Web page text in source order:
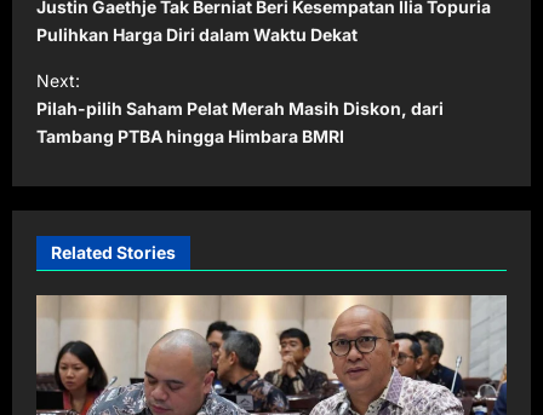
s
t
n
a
v
g
a
i
Justin Gaethje Tak Berniat Beri Kesempatan Ilia Topuria
Pulihkan Harga Diri dalam Waktu Dekat
Next:
Pilah-pilih Saham Pelat Merah Masih Diskon, dari
Tambang PTBA hingga Himbara BMRI
Related Stories